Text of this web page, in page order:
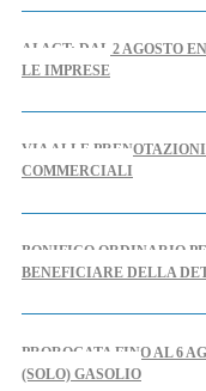
AI ACT: DAL 2 AGOSTO
LE IMPRESE
VIA ALLE
COMMERCIALI
BONIFICO ORDINARIO
BENEFICIARE DELLA
PROROGATA FINO AL 6
(SOLO) GASOLIO